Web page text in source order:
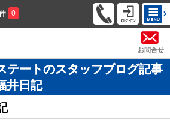
0
お問合せ
テートのスタッフブログ記事
井日記